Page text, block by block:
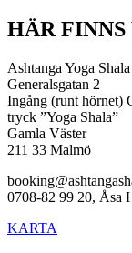
HÄR FINNS
Ashtanga Yoga Shala
Generalsgatan 2
Ingång (runt hörnet)
tryck ”Yoga Shala”
Gamla Väster
211 33 Malmö
0708-82 99 20, Åsa
KARTA